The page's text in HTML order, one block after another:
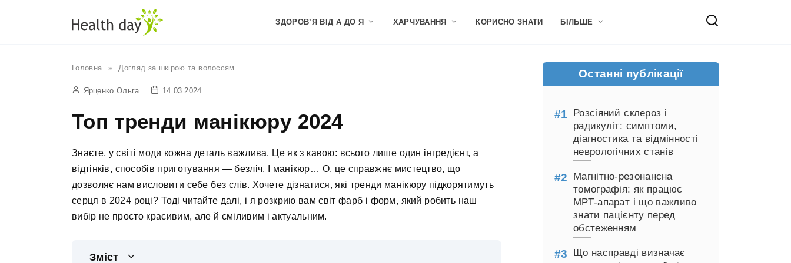
ЗДОРОВ’Я ВІД А ДО Я ХАРЧУВАННЯ КОРИСНО ЗНАТИ БІЛЬШЕ
Головна » Догляд за шкірою та волоссям
Ярценко Ольга 14.03.2024
Топ тренди манікюру 2024
Знаєте, у світі моди кожна деталь важлива. Це як з кавою: всього лише один інгредієнт, а
відтінків, способів приготування — безліч. І манікюр… О, це справжнє мистецтво, що
дозволяє нам висловити себе без слів. Хочете дізнатися, які тренди манікюру підкорятимуть
серця в 2024 році? Тоді читайте далі, і я розкрию вам світ фарб і форм, який робить наш
вибір не просто красивим, але й сміливим і актуальним.
Зміст
Останні публікації
Розсіяний склероз і
радикуліт: симптоми,
діагностика та відмінності
неврологічних станів
Магнітно-резонансна
томографія: як працює
МРТ-апарат і що важливо
знати пацієнту перед
обстеженням
Що насправді визначає